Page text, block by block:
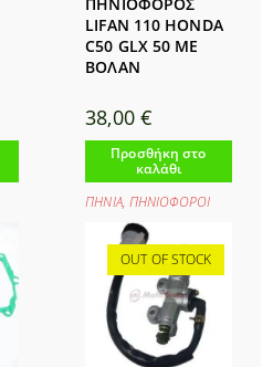
LIFAN 110 HONDA
C50 GLX 50 ΜΕ
ΒΟΛΑΝ
38,00 €
Προσθήκη στο
καλάθι
ΠΗΝΙΑ, ΠΗΝΙΟΦΟΡΟΙ
OUT OF STOCK